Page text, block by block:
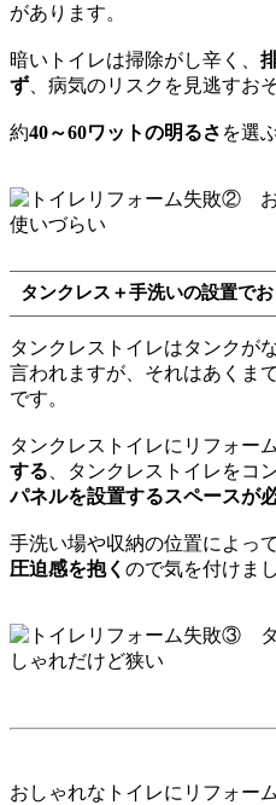
があります。
暗いトイレは掃除がし辛く、
ず 、病気のリスクを見逃すお
約40～60ワットの明るさ を選
タンクレス＋手洗いの設置で
タンクレストイレはタンクが
言われますが、それはあくま
です。
タンクレストイレにリフォー
する 、タンクレストイレをコ
パネルを設置するスペースが
手洗い場や収納の位置によって
圧迫感を抱く ので気を付けま
おしゃれなトイレにリフォー